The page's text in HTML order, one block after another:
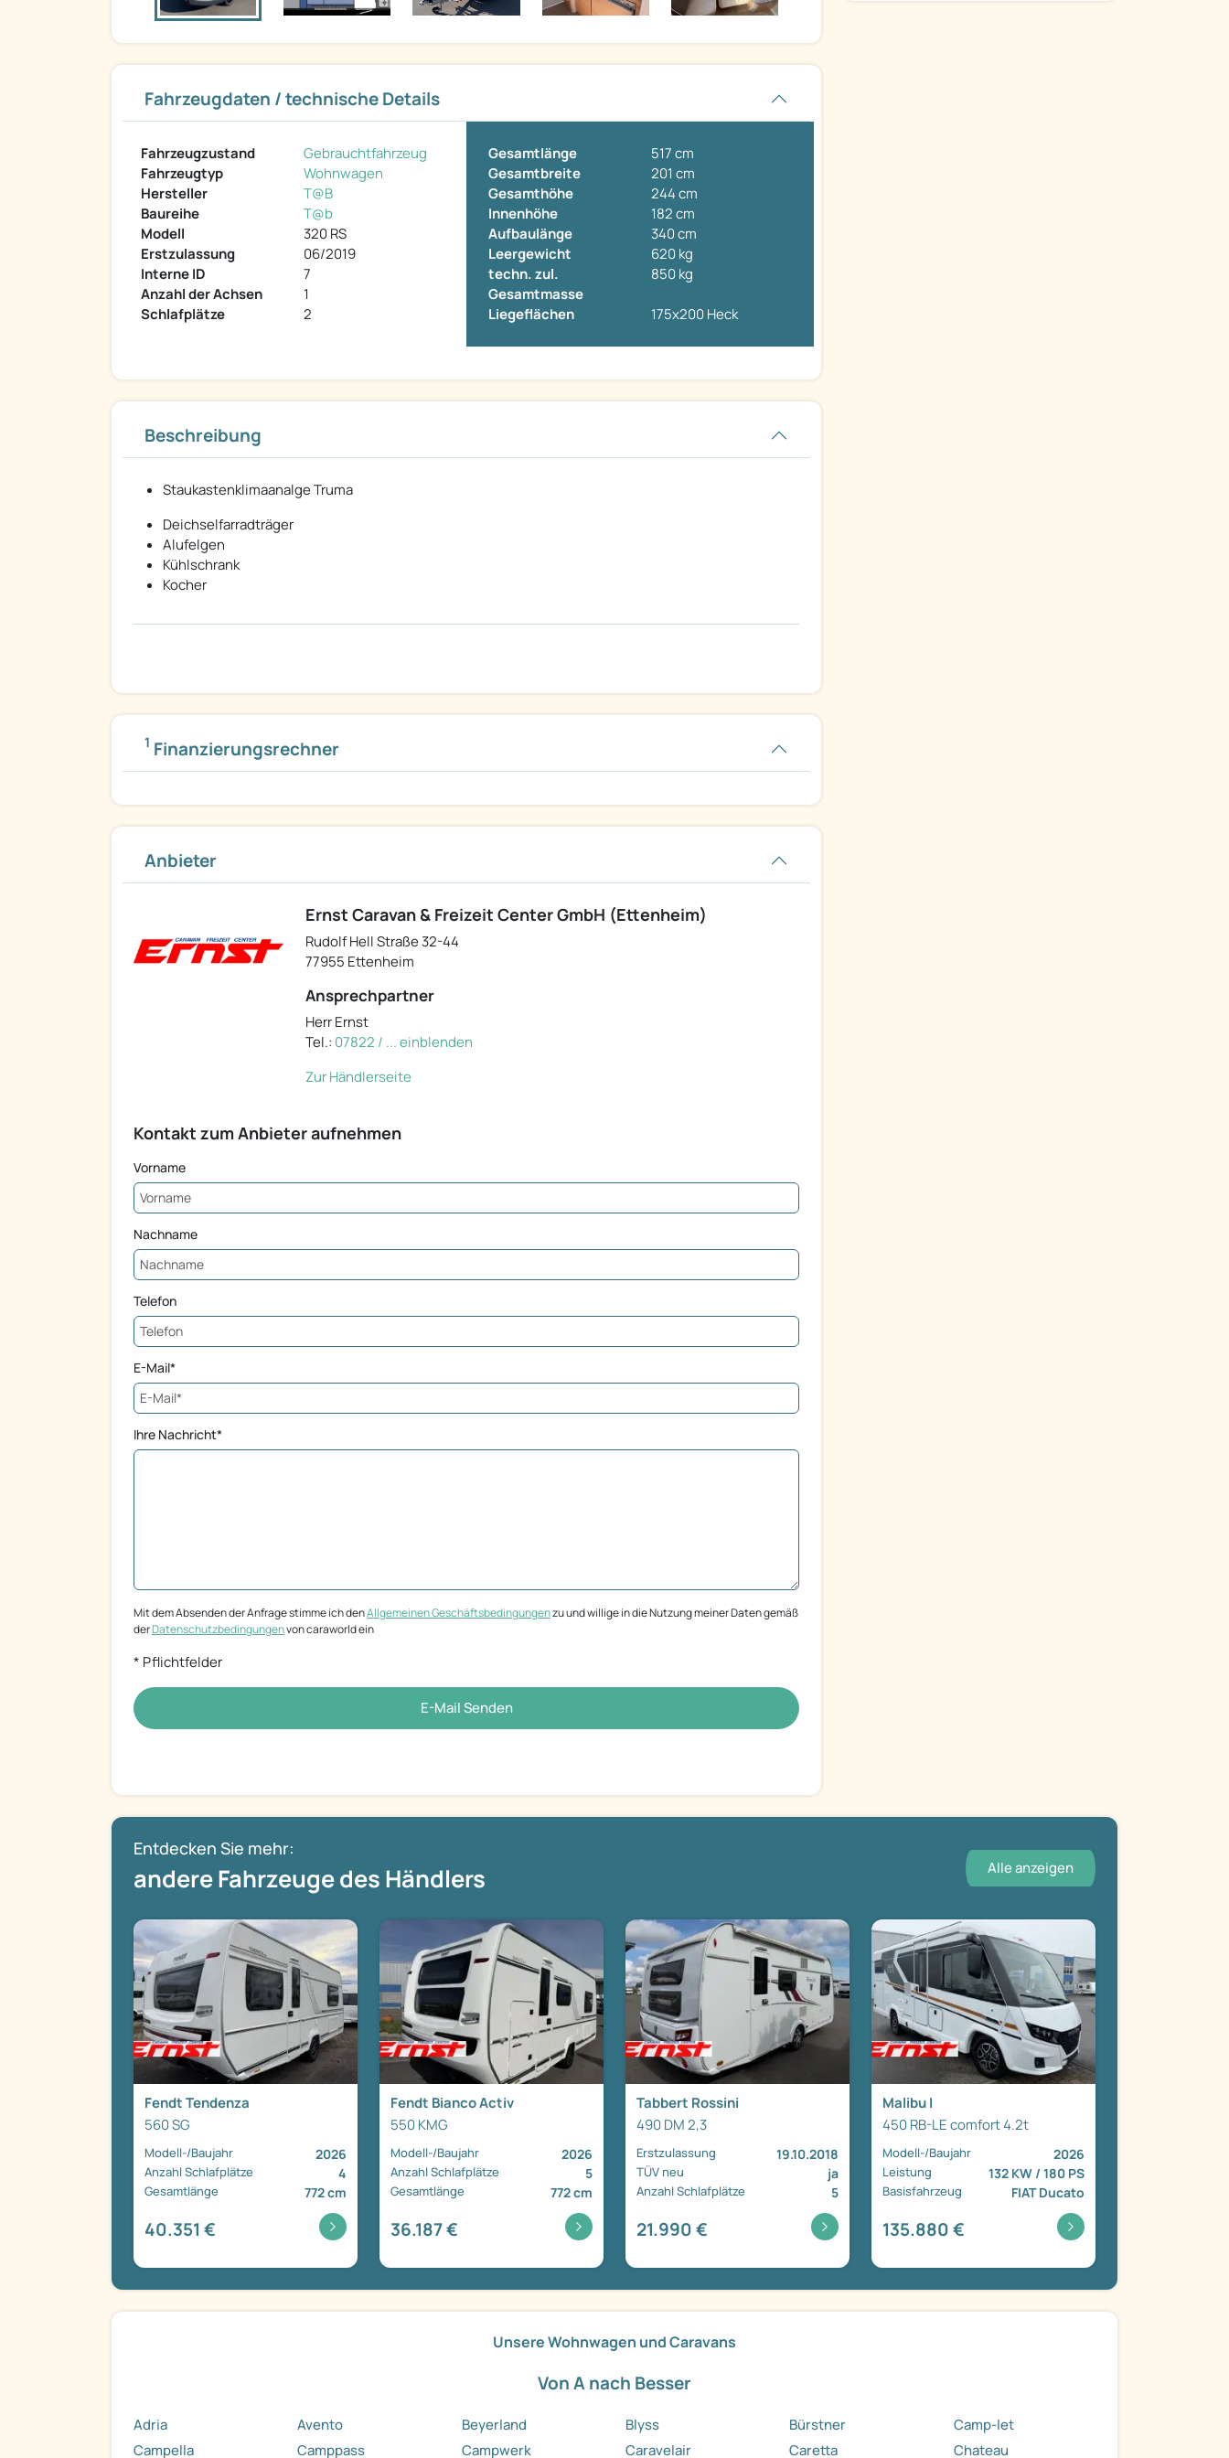
Fahrzeugdaten / technische Details
Fahrzeugzustand
Gebrauchtfahrzeug
Fahrzeugtyp
Wohnwagen
Hersteller
T@B
Baureihe
T@b
Modell
320 RS
Erstzulassung
06/2019
Interne ID
7
Anzahl der Achsen
1
Schlafplätze
2
Gesamtlänge
517 cm
Gesamtbreite
201 cm
Gesamthöhe
244 cm
Innenhöhe
182 cm
Aufbaulänge
340 cm
Leergewicht
620 kg
techn. zul.
Gesamtmasse
850 kg
Liegeflächen 175x200 Heck
Beschreibung
Staukastenklimaanalge Truma
Deichselfarradträger
Alufelgen
Kühlschrank
Kocher
1 Finanzierungsrechner
Anbieter
Ernst Caravan & Freizeit Center GmbH (Ettenheim)
Rudolf Hell Straße 32-44
77955 Ettenheim
Ansprechpartner
Herr Ernst
Tel.: 07822 / ... einblenden
Zur Händlerseite
Kontakt zum Anbieter aufnehmen
Vorname
Nachname
Telefon
E-Mail*
Ihre Nachricht*
Mit dem Absenden der Anfrage stimme ich denAllgemeinen Geschäftsbedingungenzu und willige in die Nutzung meiner Daten gemäß
derDatenschutzbedingungenvon caraworld ein
* Pflichtfelder
E-Mail Senden
Entdecken Sie mehr:
andere Fahrzeuge des Händlers Alle anzeigen
Fendt Tendenza
560 SG
Modell-/Baujahr 2026
Anzahl Schlafplätze 4
Gesamtlänge 772 cm
40.351 €
Fendt Bianco Activ
550 KMG
Modell-/Baujahr 2026
Anzahl Schlafplätze 5
Gesamtlänge 772 cm
36.187 €
Tabbert Rossini
490 DM 2,3
Erstzulassung 19.10.2018
TÜV neu ja
Anzahl Schlafplätze 5
21.990 €
Malibu I
450 RB-LE comfort 4.2t
Modell-/Baujahr 2026
Leistung 132 KW / 180 PS
Basisfahrzeug FIAT Ducato
135.880 €
Unsere Wohnwagen und Caravans
Von A nach Besser
Adria Avento Beyerland Blyss Bürstner
Camp-let
Campella
Camppass Campwerk Caravelair Caretta Chateau